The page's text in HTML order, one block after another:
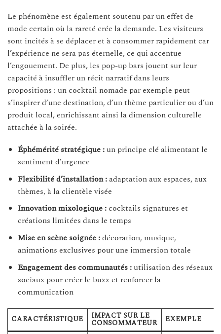
Le phénomène est également soutenu par un effet de
mode certain où la rareté crée la demande. Les visiteurs
sont incités à se déplacer et à consommer rapidement car
l’expérience ne sera pas éternelle, ce qui accentue
l’engouement. De plus, les pop-up bars jouent sur leur
capacité à insuffler un récit narratif dans leurs
propositions : un cocktail nomade par exemple peut
s’inspirer d’une destination, d’un thème particulier ou d’un
produit local, enrichissant ainsi la dimension culturelle
attachée à la soirée.
Éphémérité stratégique :un principe clé alimentant le
sentiment d’urgence
Flexibilité d’installation :adaptation aux espaces, aux
thèmes, à la clientèle visée
Innovation mixologique :cocktails signatures et
créations limitées dans le temps
Mise en scène soignée :décoration, musique,
animations exclusives pour une immersion totale
Engagement des communautés :utilisation des réseaux
sociaux pour créer le buzz et renforcer la
communication
CARACTÉRISTIQUE IMPACT SUR LE
CONSOMMATEUR EXEMPLE